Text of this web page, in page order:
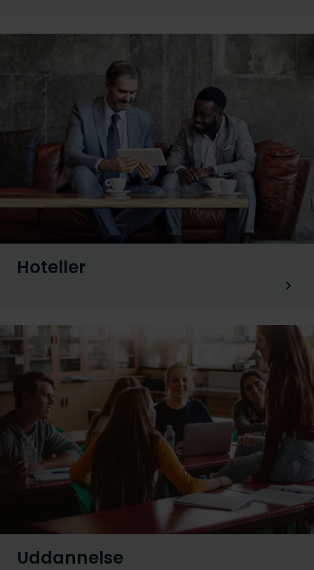
Hoteller
Uddannelse